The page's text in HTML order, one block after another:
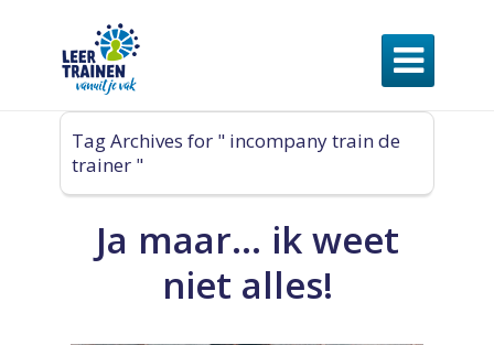

Tag Archives for " incompany train de
trainer "
Ja maar… ik weet
niet alles!